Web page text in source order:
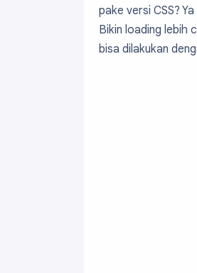
pake versi CSS?
Bikin loading lebih
bisa dilakukan